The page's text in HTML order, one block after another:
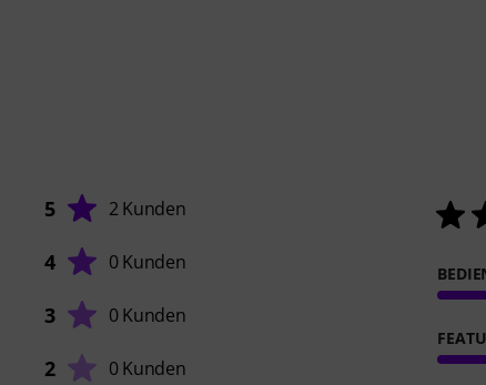
5 2 Kunden
4 0 Kunden
3 0 Kunden
2 0 Kunden